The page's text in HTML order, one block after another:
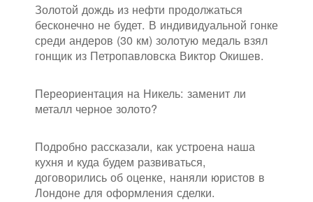
Золотой дождь из нефти продолжаться
бесконечно не будет. В индивидуальной гонке
среди андеров (30 км) золотую медаль взял
гонщик из Петропавловска Виктор Окишев.
Переориентация на Никель: заменит ли
металл черное золото?
Подробно рассказали, как устроена наша
кухня и куда будем развиваться,
договорились об оценке, наняли юристов в
Лондоне для оформления сделки.